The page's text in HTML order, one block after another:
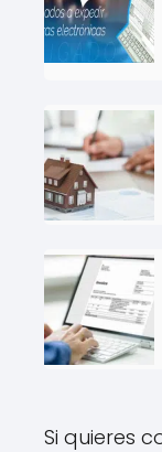
Si quieres